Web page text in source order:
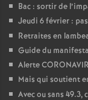
Bac : sortir de
Jeudi 6 février :
Retraites en
Guide du
Alerte
Mais qui soutient
Avec ou sans 49.3,